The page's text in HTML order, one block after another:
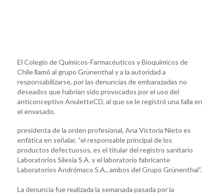
El Colegio de Químicos-Farmacéuticos y Bioquímicos de
Chile llamó al grupo Grünenthal y a la autoridad a
responsabilizarse, por las denuncias de embarazadas no
deseados que habrían sido provocados por el uso del
anticonceptivo AnuletteCD, al que se le registró una falla en
el envasado.
presidenta de la orden profesional, Ana Victoria Nieto es
enfática en señalar, “el responsable principal de los
productos defectuosos, es el titular del registro sanitario
Laboratorios Silesia S.A. y el laboratorio fabricante
Laboratorios Andrómaco S.A., ambos del Grupo Grünenthal”.
La denuncia fue realizada la semanada pasada por la